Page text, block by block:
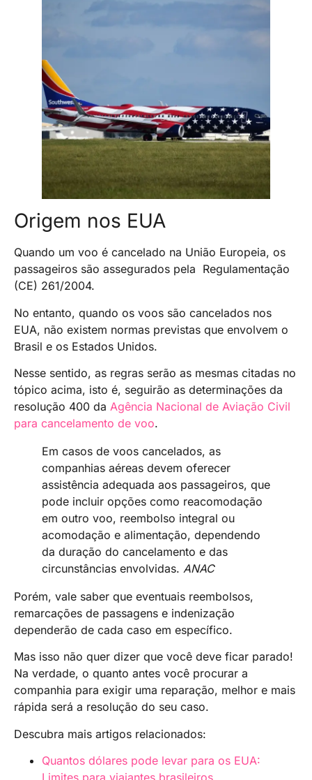
Origem nos EUA
Quando um voo é cancelado na União Europeia, os
passageiros são assegurados pela Regulamentação
(CE) 261/2004.
No entanto, quando os voos são cancelados nos
EUA, não existem normas previstas que envolvem o
Brasil e os Estados Unidos.
Nesse sentido, as regras serão as mesmas citadas no
tópico acima, isto é, seguirão as determinações da
resolução 400 da Agência Nacional de Aviação Civil
para cancelamento de voo.
Em casos de voos cancelados, as
companhias aéreas devem oferecer
assistência adequada aos passageiros, que
pode incluir opções como reacomodação
em outro voo, reembolso integral ou
acomodação e alimentação, dependendo
da duração do cancelamento e das
circunstâncias envolvidas. ANAC
Porém, vale saber que eventuais reembolsos,
remarcações de passagens e indenização
dependerão de cada caso em específico.
Mas isso não quer dizer que você deve ficar parado!
Na verdade, o quanto antes você procurar a
companhia para exigir uma reparação, melhor e mais
rápida será a resolução do seu caso.
Descubra mais artigos relacionados:
Quantos dólares pode levar para os EUA: